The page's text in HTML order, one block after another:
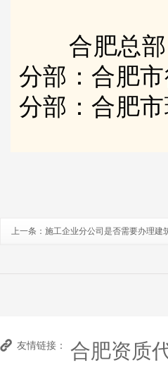
合肥总
分部：合肥
分部：合肥
上一条： 施工企业分公司是否需要办理建
友情链接： 合肥资质